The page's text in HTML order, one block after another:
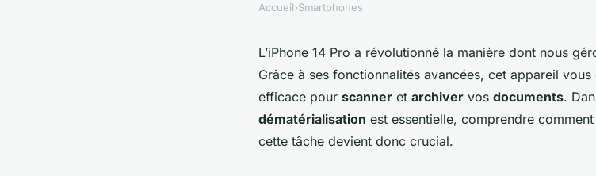
Comment utiliser un iPhone 14 Pro
pour scanner et archiver des
documents administratifs ?
Accueil›Smartphones
L’iPhone 14 Pro a révolutionné la manière dont nous
Grâce à ses fonctionnalités avancées, cet appareil
efficace pour scanner et archiver vos documents.
dématérialisation est essentielle, comprendre
cette tâche devient donc crucial.